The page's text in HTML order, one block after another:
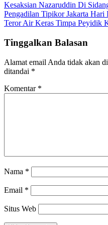
Kesaksian Nazaruddin Di
Pengadilan Tipikor Jakarta Hari
Teror Air Keras Timpa Peyidik
Tinggalkan Balasan
Alamat email Anda tidak akan
ditandai *
Komentar *
Nama *
Email *
Situs Web